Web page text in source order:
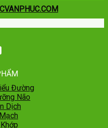
Đường
Não
Dịch